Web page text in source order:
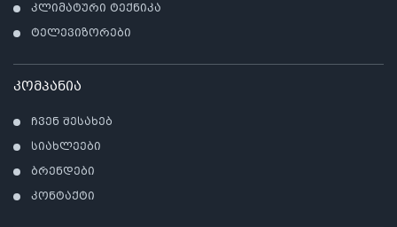
კლიმატური ტექნიკა
ტელევიზორები
კომპანია
ჩვენ შესახებ
სიახლეები
ბრენდები
კონტაქტი